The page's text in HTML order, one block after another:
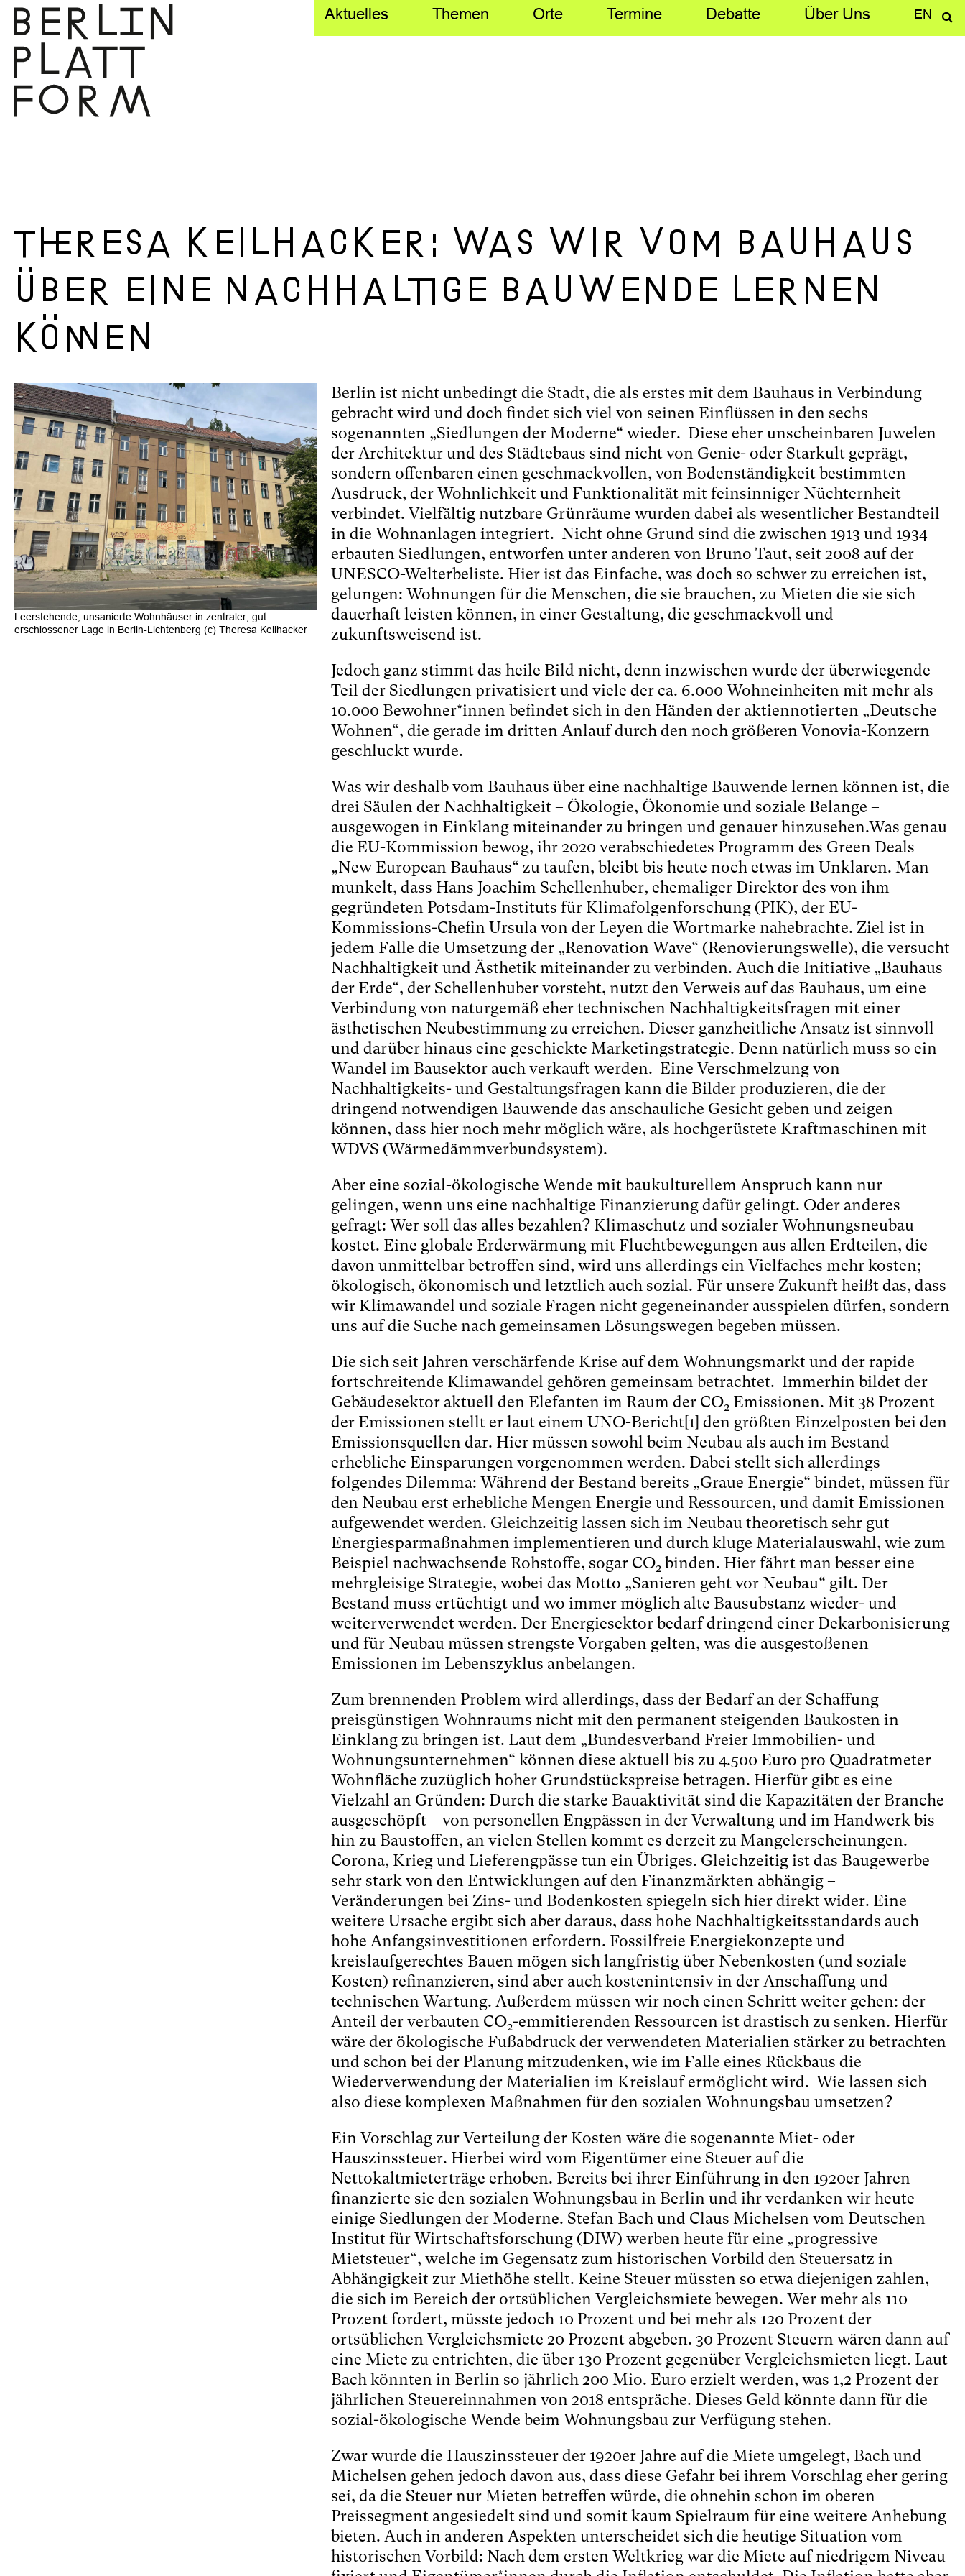
Aktuelles Themen Orte Termine Debatte Über­ Uns EN
Theresa Keilhacker: Was wir vom Bauhaus
über eine nachhaltige Bauwende lernen
können
Leerstehende, unsanierte Wohnhäuser in zentraler, gut
erschlossener Lage in Berlin-Lichtenberg (c) Theresa Keilhacker
Berlin ist nicht unbedingt die Stadt, die als erstes mit dem Bauhaus in Verbindung
gebracht wird und doch findet sich viel von seinen Einflüssen in den sechs
sogenannten „Siedlungen der Moderne“ wieder. Diese eher unscheinbaren Juwelen
der Architektur und des Städtebaus sind nicht von Genie- oder Starkult geprägt,
sondern offenbaren einen geschmackvollen, von Bodenständigkeit bestimmten
Ausdruck, der Wohnlichkeit und Funktionalität mit feinsinniger Nüchternheit
verbindet. Vielfältig nutzbare Grünräume wurden dabei als wesentlicher Bestandteil
in die Wohnanlagen integriert. Nicht ohne Grund sind die zwischen 1913 und 1934
erbauten Siedlungen, entworfen unter anderen von Bruno Taut, seit 2008 auf der
UNESCO-Welterbeliste. Hier ist das Einfache, was doch so schwer zu erreichen ist,
gelungen: Wohnungen für die Menschen, die sie brauchen, zu Mieten die sie sich
dauerhaft leisten können, in einer Gestaltung, die geschmackvoll und
zukunftsweisend ist.
Jedoch ganz stimmt das heile Bild nicht, denn inzwischen wurde der überwiegende
Teil der Siedlungen privatisiert und viele der ca. 6.000 Wohneinheiten mit mehr als
10.000 Bewohner*innen befindet sich in den Händen der aktiennotierten „Deutsche
Wohnen“, die gerade im dritten Anlauf durch den noch größeren Vonovia-Konzern
geschluckt wurde.
Was wir deshalb vom Bauhaus über eine nachhaltige Bauwende lernen können ist, die
drei Säulen der Nachhaltigkeit – Ökologie, Ökonomie und soziale Belange –
ausgewogen in Einklang miteinander zu bringen und genauer hinzusehen.Was genau
die EU-Kommission bewog, ihr 2020 verabschiedetes Programm des Green Deals
„New European Bauhaus“ zu taufen, bleibt bis heute noch etwas im Unklaren. Man
munkelt, dass Hans Joachim Schellenhuber, ehemaliger Direktor des von ihm
gegründeten Potsdam-Instituts für Klimafolgenforschung (PIK), der EU-
Kommissions-Chefin Ursula von der Leyen die Wortmarke nahebrachte. Ziel ist in
jedem Falle die Umsetzung der „Renovation Wave“ (Renovierungswelle), die versucht
Nachhaltigkeit und Ästhetik miteinander zu verbinden. Auch die Initiative „Bauhaus
der Erde“, der Schellenhuber vorsteht, nutzt den Verweis auf das Bauhaus, um eine
Verbindung von naturgemäß eher technischen Nachhaltigkeitsfragen mit einer
ästhetischen Neubestimmung zu erreichen. Dieser ganzheitliche Ansatz ist sinnvoll
und darüber hinaus eine geschickte Marketingstrategie. Denn natürlich muss so ein
Wandel im Bausektor auch verkauft werden. Eine Verschmelzung von
Nachhaltigkeits- und Gestaltungsfragen kann die Bilder produzieren, die der
dringend notwendigen Bauwende das anschauliche Gesicht geben und zeigen
können, dass hier noch mehr möglich wäre, als hochgerüstete Kraftmaschinen mit
WDVS (Wärmedämmverbundsystem).
Aber eine sozial-ökologische Wende mit baukulturellem Anspruch kann nur
gelingen, wenn uns eine nachhaltige Finanzierung dafür gelingt. Oder anderes
gefragt: Wer soll das alles bezahlen? Klimaschutz und sozialer Wohnungsneubau
kostet. Eine globale Erderwärmung mit Fluchtbewegungen aus allen Erdteilen, die
davon unmittelbar betroffen sind, wird uns allerdings ein Vielfaches mehr kosten;
ökologisch, ökonomisch und letztlich auch sozial. Für unsere Zukunft heißt das, dass
wir Klimawandel und soziale Fragen nicht gegeneinander ausspielen dürfen, sondern
uns auf die Suche nach gemeinsamen Lösungswegen begeben müssen.
Die sich seit Jahren verschärfende Krise auf dem Wohnungsmarkt und der rapide
fortschreitende Klimawandel gehören gemeinsam betrachtet. Immerhin bildet der
Gebäudesektor aktuell den Elefanten im Raum der CO2 Emissionen. Mit 38 Prozent
der Emissionen stellt er laut einem UNO-Bericht[1] den größten Einzelposten bei den
Emissionsquellen dar. Hier müssen sowohl beim Neubau als auch im Bestand
erhebliche Einsparungen vorgenommen werden. Dabei stellt sich allerdings
folgendes Dilemma: Während der Bestand bereits „Graue Energie“ bindet, müssen für
den Neubau erst erhebliche Mengen Energie und Ressourcen, und damit Emissionen
aufgewendet werden. Gleichzeitig lassen sich im Neubau theoretisch sehr gut
Energiesparmaßnahmen implementieren und durch kluge Materialauswahl, wie zum
Beispiel nachwachsende Rohstoffe, sogar CO2 binden. Hier fährt man besser eine
mehrgleisige Strategie, wobei das Motto „Sanieren geht vor Neubau“ gilt. Der
Bestand muss ertüchtigt und wo immer möglich alte Bausubstanz wieder- und
weiterverwendet werden. Der Energiesektor bedarf dringend einer Dekarbonisierung
und für Neubau müssen strengste Vorgaben gelten, was die ausgestoßenen
Emissionen im Lebenszyklus anbelangen.
Zum brennenden Problem wird allerdings, dass der Bedarf an der Schaffung
preisgünstigen Wohnraums nicht mit den permanent steigenden Baukosten in
Einklang zu bringen ist. Laut dem „Bundesverband Freier Immobilien- und
Wohnungsunternehmen“ können diese aktuell bis zu 4.500 Euro pro Quadratmeter
Wohnfläche zuzüglich hoher Grundstückspreise betragen. Hierfür gibt es eine
Vielzahl an Gründen: Durch die starke Bauaktivität sind die Kapazitäten der Branche
ausgeschöpft – von personellen Engpässen in der Verwaltung und im Handwerk bis
hin zu Baustoffen, an vielen Stellen kommt es derzeit zu Mangelerscheinungen.
Corona, Krieg und Lieferengpässe tun ein Übriges. Gleichzeitig ist das Baugewerbe
sehr stark von den Entwicklungen auf den Finanzmärkten abhängig –
Veränderungen bei Zins- und Bodenkosten spiegeln sich hier direkt wider. Eine
weitere Ursache ergibt sich aber daraus, dass hohe Nachhaltigkeitsstandards auch
hohe Anfangsinvestitionen erfordern. Fossilfreie Energiekonzepte und
kreislaufgerechtes Bauen mögen sich langfristig über Nebenkosten (und soziale
Kosten) refinanzieren, sind aber auch kostenintensiv in der Anschaffung und
technischen Wartung. Außerdem müssen wir noch einen Schritt weiter gehen: der
Anteil der verbauten CO2-emmitierenden Ressourcen ist drastisch zu senken. Hierfür
wäre der ökologische Fußabdruck der verwendeten Materialien stärker zu betrachten
und schon bei der Planung mitzudenken, wie im Falle eines Rückbaus die
Wiederverwendung der Materialien im Kreislauf ermöglicht wird. Wie lassen sich
also diese komplexen Maßnahmen für den sozialen Wohnungsbau umsetzen?
Ein Vorschlag zur Verteilung der Kosten wäre die sogenannte Miet- oder
Hauszinssteuer. Hierbei wird vom Eigentümer eine Steuer auf die
Nettokaltmieterträge erhoben. Bereits bei ihrer Einführung in den 1920er Jahren
finanzierte sie den sozialen Wohnungsbau in Berlin und ihr verdanken wir heute
einige Siedlungen der Moderne. Stefan Bach und Claus Michelsen vom Deutschen
Institut für Wirtschaftsforschung (DIW) werben heute für eine „progressive
Mietsteuer“, welche im Gegensatz zum historischen Vorbild den Steuersatz in
Abhängigkeit zur Miethöhe stellt. Keine Steuer müssten so etwa diejenigen zahlen,
die sich im Bereich der ortsüblichen Vergleichsmiete bewegen. Wer mehr als 110
Prozent fordert, müsste jedoch 10 Prozent und bei mehr als 120 Prozent der
ortsüblichen Vergleichsmiete 20 Prozent abgeben. 30 Prozent Steuern wären dann auf
eine Miete zu entrichten, die über 130 Prozent gegenüber Vergleichsmieten liegt. Laut
Bach könnten in Berlin so jährlich 200 Mio. Euro erzielt werden, was 1,2 Prozent der
jährlichen Steuereinnahmen von 2018 entspräche. Dieses Geld könnte dann für die
sozial-ökologische Wende beim Wohnungsbau zur Verfügung stehen.
Zwar wurde die Hauszinssteuer der 1920er Jahre auf die Miete umgelegt, Bach und
Michelsen gehen jedoch davon aus, dass diese Gefahr bei ihrem Vorschlag eher gering
sei, da die Steuer nur Mieten betreffen würde, die ohnehin schon im oberen
Preissegment angesiedelt sind und somit kaum Spielraum für eine weitere Anhebung
bieten. Auch in anderen Aspekten unterscheidet sich die heutige Situation vom
historischen Vorbild: Nach dem ersten Weltkrieg war die Miete auf niedrigem Niveau